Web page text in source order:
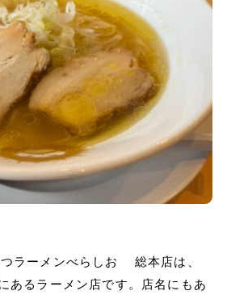
ラーメンべらしお 総本店は、
あるラーメン店です。店名にもあ